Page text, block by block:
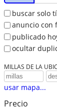
buscar solo
anuncio con
publicado
ocultar
MILLAS DE LA
usar mapa...
Precio